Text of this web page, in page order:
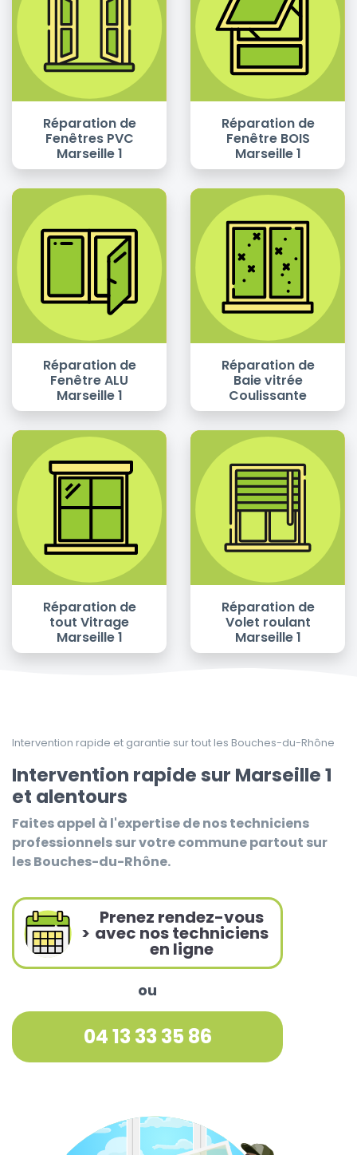
Réparation de
Fenêtres PVC
Marseille 1
Réparation de
Fenêtre BOIS
Marseille 1
Réparation de
Fenêtre ALU
Marseille 1
Réparation de
Baie vitrée
Coulissante
Réparation de
tout Vitrage
Marseille 1
Réparation de
Volet roulant
Marseille 1
Intervention rapide et garantie sur tout les Bouches-du-Rhône
Intervention rapide sur Marseille 1
et alentours
Faites appel à l'expertise de nos techniciens
professionnels sur votre commune partout sur
les Bouches-du-Rhône.
>
Prenez rendez-vous
avec nos techniciens
en ligne
ou
04 13 33 35 86